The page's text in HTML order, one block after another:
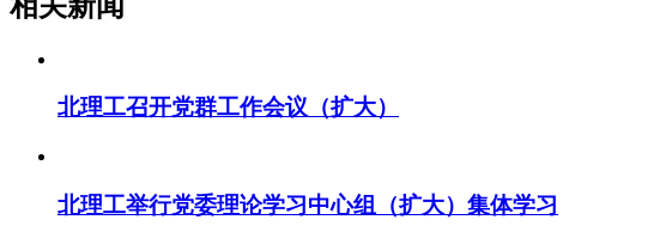
北理工召开党群工作会议（扩大）
北理工举行党委理论学习中心组（扩大）集体学习